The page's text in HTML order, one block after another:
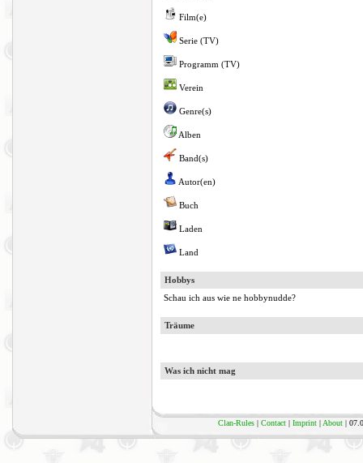
Film(e)
Serie (TV)
Programm (TV)
Verein
Genre(s)
Alben
Band(s)
Autor(en)
Buch
Laden
Land
Hobbys
Schau ich aus wie ne hobbynudde?
Träume
Was ich nicht mag
Clan-Rules| Contact| Imprint| About|